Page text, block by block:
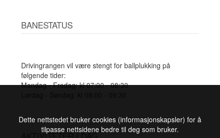
BANESTATUS
Drivingrangen vil være stengt for ballplukking på
følgende tider:
Mandag - Fredag: kl 07:00 - 08:30
Dette nettstedet bruker cookies (informasjonskapsler) for å
tilpasse nettsidene bedre til deg som bruker.